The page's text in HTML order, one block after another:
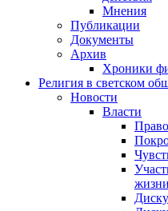
Мнения
Публикации
Документы
Архив
Хроники
Религия в светском
Новости
Власти
жизни